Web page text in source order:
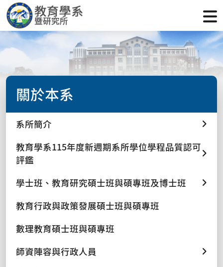
關於本系
系所簡介
教育學系115年度新週期系所學位學程品質認可
評鑑
學士班、教育研究碩士班與碩專班及博士班
教育行政與政策發展碩士班與碩專班
數理教育碩士班與碩專班
師資陣容與行政人員